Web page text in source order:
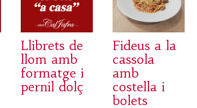
Llibrets de
llom amb
formatge i
pernil dolç
Fideus a la
cassola
amb
costella i
bolets